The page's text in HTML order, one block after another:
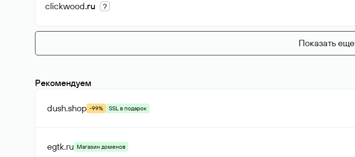
clickwood.ru ?
Показать еще
Рекомендуем
dush.shop -99% SSL в подарок
egtk.ru Магазин доменов